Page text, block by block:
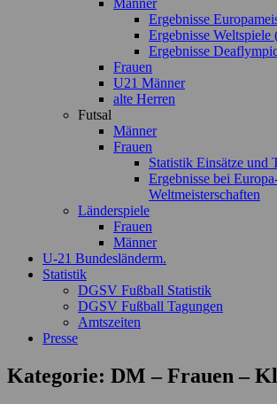
Männer
Ergebnisse
Ergebnisse Weltspiele
Ergebnisse
Frauen
U21 Männer
alte Herren
Futsal
Männer
Frauen
Statistik Einsätze und
Ergebnisse bei
Weltmeisterschaften
Länderspiele
Frauen
Männer
U-21 Bundesländerm.
Statistik
DGSV Fußball Statistik
DGSV Fußball Tagungen
Amtszeiten
Presse
Kategorie: DM – Frauen –